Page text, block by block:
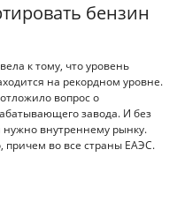
бензин
к тому, что уровень
на рекордном уровне.
вопрос о
завода. И без
внутреннему рынку.
причем во все страны ЕАЭС.